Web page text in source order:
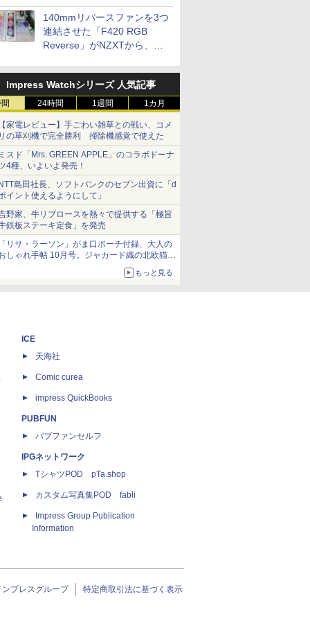
発売、計8製品
140mmリバースファンを3つ
連結させた「F420 RGB
Reverse」がNZXTから、単
Impress Watchシリーズ 人気記事
24時間 1週間 1カ月
家電レビュー】手ごわい雑草との戦い、コメ
の草刈機で完全勝利 掃除機感覚で使えた
スド「Mrs. GREEN APPLE」のコラボドーナ
4種、いよいよ発売！
島田社長、ソフトバンクのセブン出資に「d
イント使えるようにして」
野家、牛リブロースを熱々で提供する「極旨
鉄板ステーキ定食」を発売
リサ・ラーソン」がま口ポーチ付録、大人の
しゃれ手帖 10月号。ジャカード織の北欧猫デ
もっと見る
ICE
天海社
Comic curea
impress QuickBooks
PUBFUN
パブファンセルフ
IPGネットワーク
TシャツPOD pTa.shop
カスタム写真集POD fabli
Impress Group Publication
Information
ンプレスグループ 特定商取引法に基づく表示